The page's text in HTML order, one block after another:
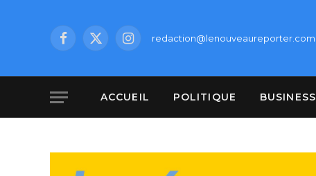
Facebook
X
Instagramredaction@lenouveaureporter.com
ACCUEIL POLITIQUE BUSINESS